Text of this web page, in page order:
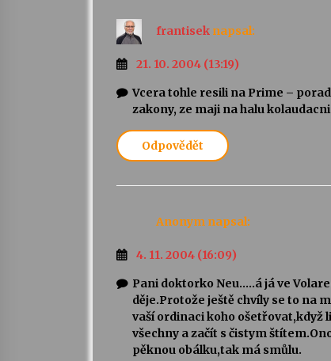
frantisek napsal:
21. 10. 2004 (13:19)
Vcera tohle resili na Prime –
zakony, ze maji na halu
Odpovědět
Anonym napsal:
4. 11. 2004 (16:09)
Pani doktorko Neu…..á já ve
děje.Protože ještě chvíly se to na
vaší ordinaci koho ošetřovat,když
všechny a začít s čistym
pěknou obálku,tak má smůlu.